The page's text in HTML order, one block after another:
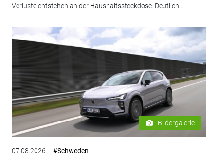
Verluste entstehen an der Haushaltssteckdose. Deutlich...
Bildergalerie
07.08.2026 #Schweden